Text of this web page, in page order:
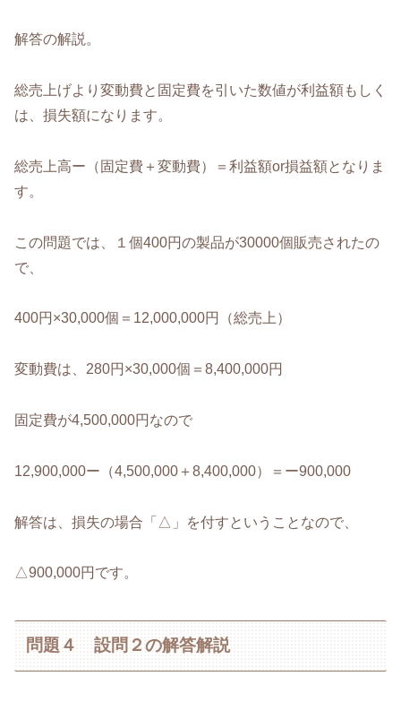
解答の解説。
総売上げより変動費と固定費を引いた数値が利益額もしく
は、損失額になります。
総売上高ー（固定費＋変動費）＝利益額or損益額となりま
す。
この問題では、１個400円の製品が30000個販売されたの
で、
400円×30,000個＝12,000,000円（総売上）
変動費は、280円×30,000個＝8,400,000円
固定費が4,500,000円なので
12,900,000ー（4,500,000＋8,400,000）＝ー900,000
解答は、損失の場合「△」を付すということなので、
△900,000円です。
問題４ 設問２の解答解説